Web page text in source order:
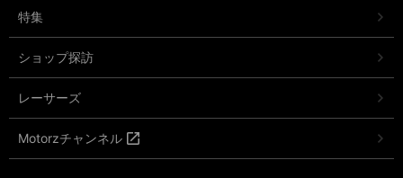
特集
ショップ探訪
レーサーズ
Motorzチャンネル